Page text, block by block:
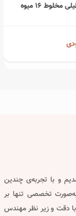
پک مستطیلی مخلوط 16 میوه
شدیم و با تجربه‌ی چندین
تصمیم گرفتیم به‌صورت تخصصی تنها بر
دقت و زیر نظر مهندس